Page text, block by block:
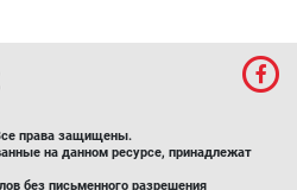
права защищены.
на данном ресурсе, принадлежат
без письменного разрешения